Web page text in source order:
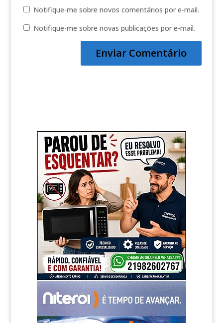
Notifique-me sobre novos comentários por e-mail.
Notifique-me sobre novas publicações por e-mail.